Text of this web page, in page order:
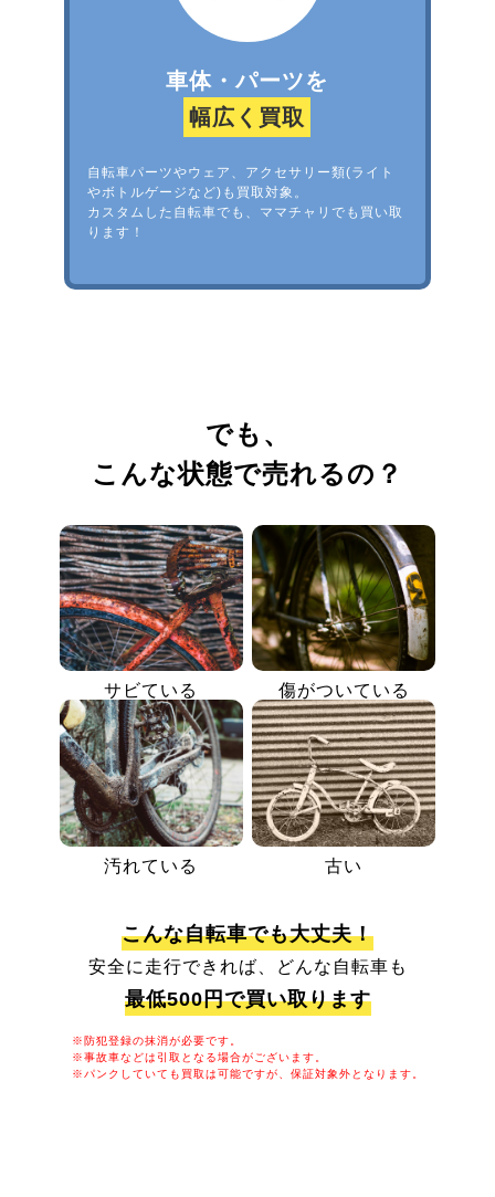
車体・パーツを
幅広く買取
自転車パーツやウェア、アクセサリー類(ライト
やボトルゲージなど)も買取対象。
カスタムした自転車でも、ママチャリでも買い取
ります！
でも、
こんな状態で売れるの？
サビている 傷がついている
汚れている 古い
こんな自転車でも大丈夫！
安全に走行できれば、どんな自転車も
最低500円で買い取ります
※防犯登録の抹消が必要です。
※事故車などは引取となる場合がございます。
※パンクしていても買取は可能ですが、保証対象外となります。